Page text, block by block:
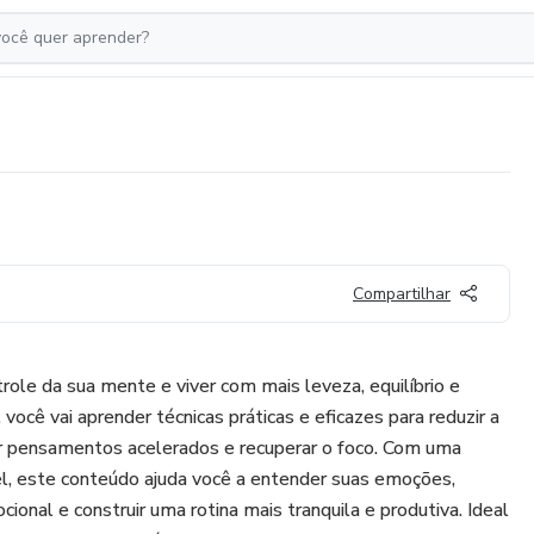
Compartilhar
da sua mente e viver com mais leveza, equilíbrio e
vai aprender técnicas práticas e eficazes para reduzir a
pensamentos acelerados e recuperar o foco. Com uma
este conteúdo ajuda você a entender suas emoções,
e construir uma rotina mais tranquila e produtiva. Ideal